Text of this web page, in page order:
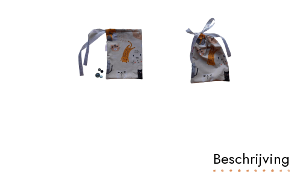
Beschrijving